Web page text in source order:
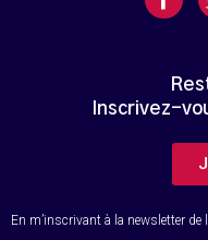
Inscrivez-
En m’inscrivant à la newsletter de